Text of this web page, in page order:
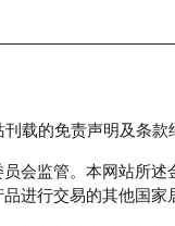
瑞银轮证教室
载的免责声明及条款
会监管。本网站所述
进行交易的其他国家